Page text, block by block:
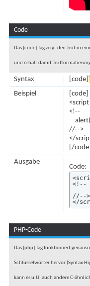
Code
Das [code] Tag zeigt den Text in
und erhält damit
[code]
Syntax
[code]
<!--
//-->
</
[/code]
Beispiel
Code:
<!--
//-->
</
Ausgabe
PHP-Code
Das [php] Tag funktioniert
Schlüsselwörter hervor (Syntax
kann es u.U. auch andere C-